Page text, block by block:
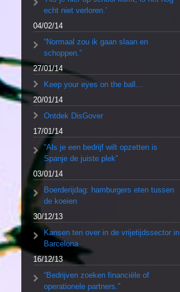
echt niet verloren.’
04/02/14
“Normaal zou ik gaan slaan en
schoppen.”
27/01/14
Keep your eyes on the ball…
20/01/14
Ontdek DisGover
17/01/14
“Als je een bedrijf wilt opzetten is
Spanje de juiste plek”
03/01/14
Boerderijdag: hamburgers eten tussen
de koeien
30/12/13
Kansen ten over in de vrijetijdssector in
Barcelona
16/12/13
“Bedrijven zoeken financiële of
operationele partners.”